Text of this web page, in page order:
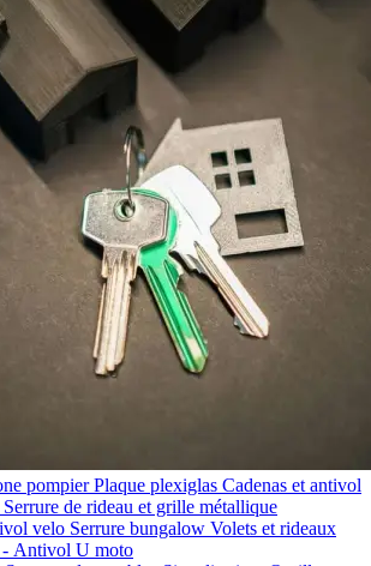
pompierPlaque plexiglas Cadenas et antivol
Serrure de rideau et grille métallique
velo Serrure bungalow Volets et rideaux
- Antivol U moto